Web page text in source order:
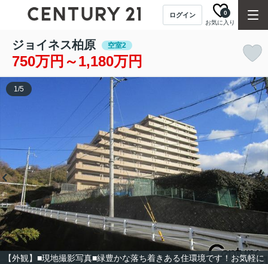
ログイン
お気に入り
0
ジョイネス柏原 空室2
750万円～1,180万円
【外観】■現地撮影写真■緑豊かな落ち着きある住環境です！お気軽に
1/5